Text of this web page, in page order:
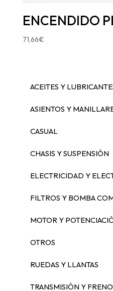
ENCENDIDO
71,66€
ACEITES Y
ASIENTOS Y
CASUAL
CHASIS Y SUSPENSIÓN
ELECTRICIDAD Y
FILTROS Y BOMBA
MOTOR Y
OTROS
RUEDAS Y LLANTAS
TRANSMISIÓN Y